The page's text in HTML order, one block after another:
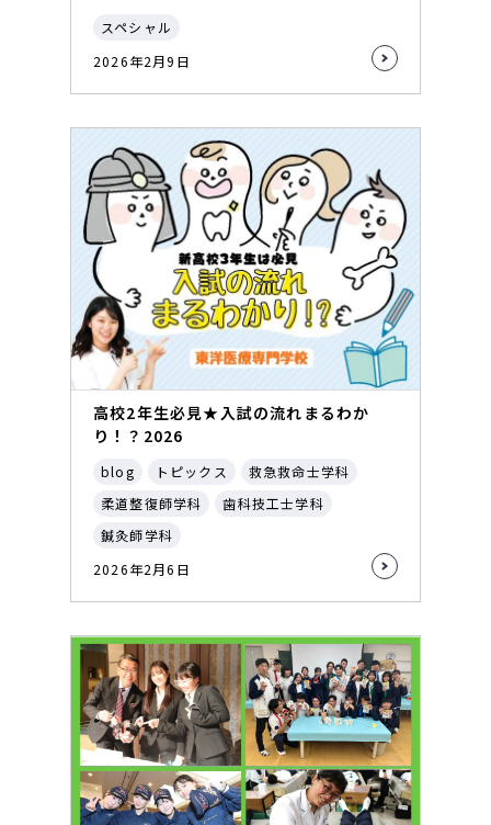
スペシャル
2026年2月9日
高校2年生必見★入試の流れまるわか
り！？2026
blog トピックス
救急救命士学科
柔道整復師学科
歯科技工士学科
鍼灸師学科
2026年2月6日